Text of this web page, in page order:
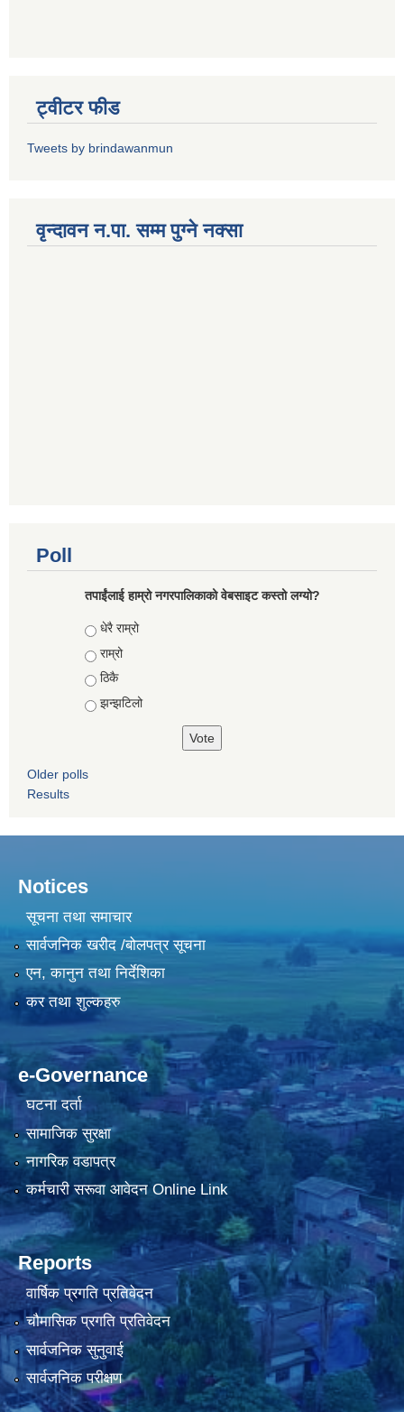
ट्वीटर फीड
Tweets by brindawanmun
वृन्दावन न.पा. सम्म पुग्ने नक्सा
Poll
तपाईंलाई हाम्रो नगरपालिकाको वेबसाइट कस्तो लग्यो?
Choices
धेरै राम्रो
राम्रो
ठिकै
झन्झटिलो
Older polls
Results
Notices
सूचना तथा समाचार
सार्वजनिक खरीद /बोलपत्र सूचना
एन, कानुन तथा निर्देशिका
कर तथा शुल्कहरु
e-Governance
घटना दर्ता
सामाजिक सुरक्षा
नागरिक वडापत्र
कर्मचारी सरूवा आवेदन Online Link
Reports
वार्षिक प्रगति प्रतिवेदन
चौमासिक प्रगति प्रतिवेदन
सार्वजनिक सुनुवाई
सार्वजनिक परीक्षण